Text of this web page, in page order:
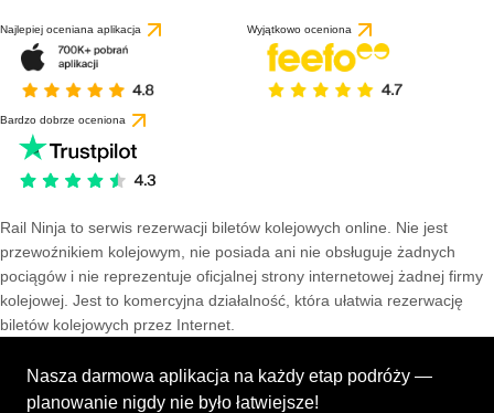
Najlepiej oceniana aplikacja Wyjątkowo oceniona
Bardzo dobrze oceniona
Rail Ninja to serwis rezerwacji biletów kolejowych online. Nie jest
przewoźnikiem kolejowym, nie posiada ani nie obsługuje żadnych
pociągów i nie reprezentuje oficjalnej strony internetowej żadnej firmy
kolejowej. Jest to komercyjna działalność, która ułatwia rezerwację
biletów kolejowych przez Internet.
Nasza darmowa aplikacja na każdy etap podróży —
planowanie nigdy nie było łatwiejsze!